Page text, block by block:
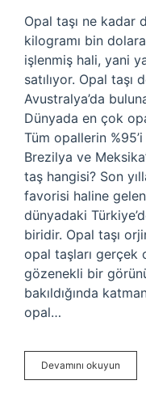
Opal taşı ne kadar
kilogramı bin
işlenmiş hali, yani
satılıyor. Opal taşı
Avustralya’da
Dünyada en çok
Tüm opallerin
Brezilya ve
taş hangisi? Son
favorisi haline
dünyadaki
biridir. Opal taşı
opal taşları gerçek
gözenekli bir
bakıldığında
opal…
Devamını okuyun
Opal